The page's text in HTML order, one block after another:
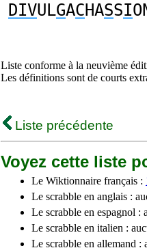
DIVULGACHASSI
Liste conforme à la neuvième
Les définitions sont de courts
Liste précédente
Voyez cette liste
Le Wiktionnaire français :
Le scrabble en anglais :
Le scrabble en espagnol :
Le scrabble en italien :
Le scrabble en allemand :